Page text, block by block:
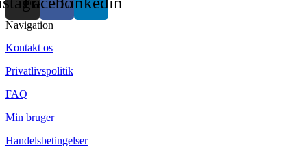
Navigation
Kontakt os
Privatlivspolitik
FAQ
Min bruger
Handelsbetingelser